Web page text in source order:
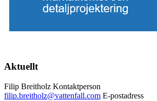
Aktuellt
Filip Breitholz Kontaktperson
filip.breitholz@vattenfall.com E-postadress